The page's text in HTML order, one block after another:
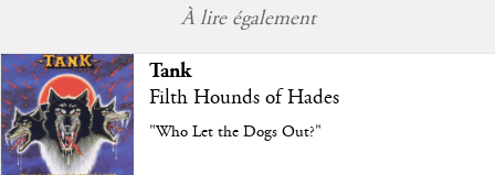
À lire également
Tank
Filth Hounds of Hades
"Who Let the Dogs Out?"